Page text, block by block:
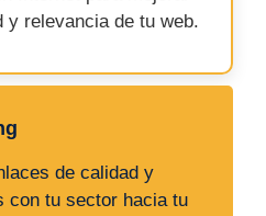
y relevancia de tu web.
de calidad y
con tu sector hacia tu